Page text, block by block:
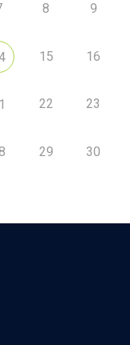
8 9
15 16
22 23
29 30